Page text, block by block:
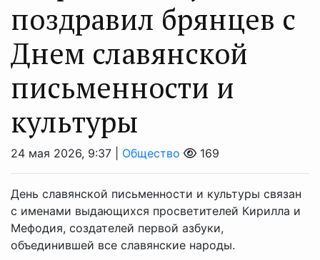
поздравил брянцев с
Днем славянской
письменности и
культуры
24 мая 2026, 9:37 | Общество 169
День славянской письменности и культуры связан
с именами выдающихся просветителей Кирилла и
Мефодия, создателей первой азбуки,
объединившей все славянские народы.